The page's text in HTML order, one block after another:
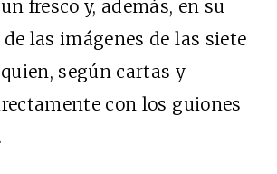
fresco y, además, en su
las imágenes de las siete
según cartas y
con los guiones